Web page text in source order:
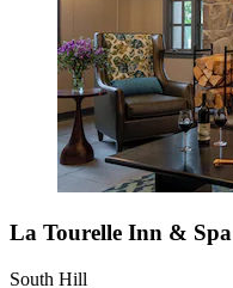
La Tourelle Inn & Spa
South Hill